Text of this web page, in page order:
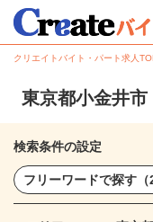
クリエイトバイト・パート求人
東京都小金井
検索条件の設定